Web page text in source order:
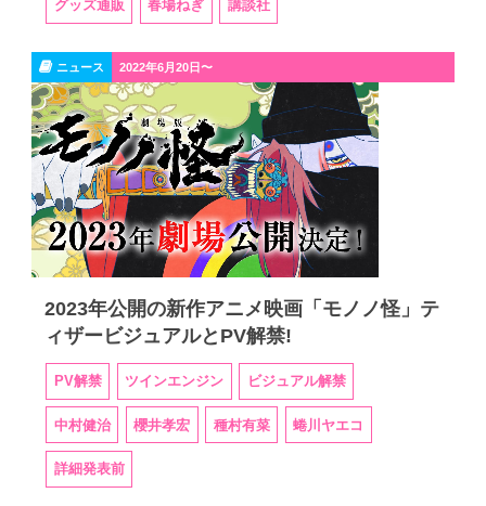
グッズ通販 春場ねぎ 講談社
ニュース 2022年6月20日〜
2023年公開の新作アニメ映画「モノノ怪」テ
ィザービジュアルとPV解禁!
PV解禁 ツインエンジン ビジュアル解禁
中村健治 櫻井孝宏 種村有菜 蜷川ヤエコ
詳細発表前